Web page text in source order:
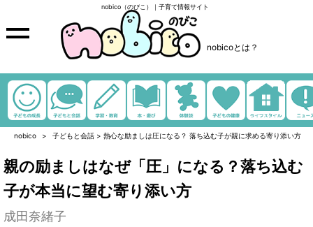
nobico（のびこ）｜子育て情報サイト
nobicoとは？
nobico 子どもと会話 > 熱心な励ましは圧になる？ 落ち込む子が親に求める寄り添い方
親の励ましはなぜ「圧」になる？落ち込む
子が本当に望む寄り添い方
成田奈緒子